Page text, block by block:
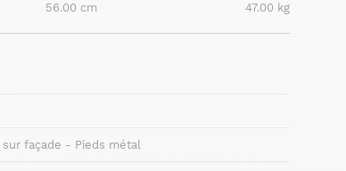
56.00 cm
47.00 kg
façade - Pieds métal